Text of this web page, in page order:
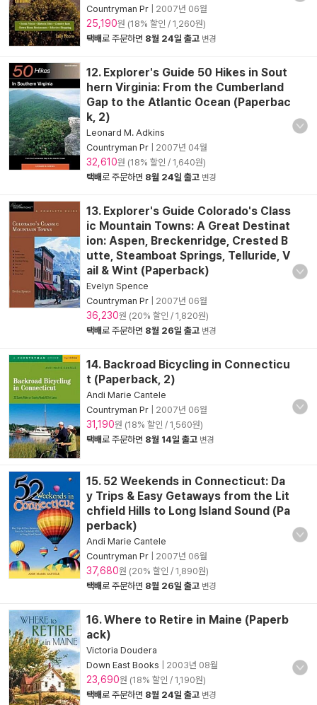
Countryman Pr
2007년 06월
25,190원 (18% 할인 / 1,260원)
택배로 주문하면 8월 24일 출고 변경
12. Explorer's Guide 50 Hikes in Sout
hern Virginia: From the Cumberland
Gap to the Atlantic Ocean (Paperbac
k, 2)
Leonard M. Adkins
Countryman Pr
2007년 04월
32,610원 (18% 할인 / 1,640원)
택배로 주문하면 8월 24일 출고 변경
13. Explorer's Guide Colorado's Class
ic Mountain Towns: A Great Destinat
ion: Aspen, Breckenridge, Crested B
utte, Steamboat Springs, Telluride, V
ail & Wint (Paperback)
Evelyn Spence
Countryman Pr
2007년 06월
36,230원 (20% 할인 / 1,820원)
택배로 주문하면 8월 26일 출고 변경
14. Backroad Bicycling in Connecticu
t (Paperback, 2)
Andi Marie Cantele
Countryman Pr
2007년 06월
31,190원 (18% 할인 / 1,560원)
택배로 주문하면 8월 14일 출고 변경
15. 52 Weekends in Connecticut: Da
y Trips & Easy Getaways from the Lit
chfield Hills to Long Island Sound (Pa
perback)
Andi Marie Cantele
Countryman Pr
2007년 06월
37,680원 (20% 할인 / 1,890원)
택배로 주문하면 8월 26일 출고 변경
16. Where to Retire in Maine (Paperb
ack)
Victoria Doudera
Down East Books
2003년 08월
23,690원 (18% 할인 / 1,190원)
택배로 주문하면 8월 24일 출고 변경